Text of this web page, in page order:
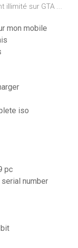
illimité sur GTA ...
mon mobile
iso
pc
number